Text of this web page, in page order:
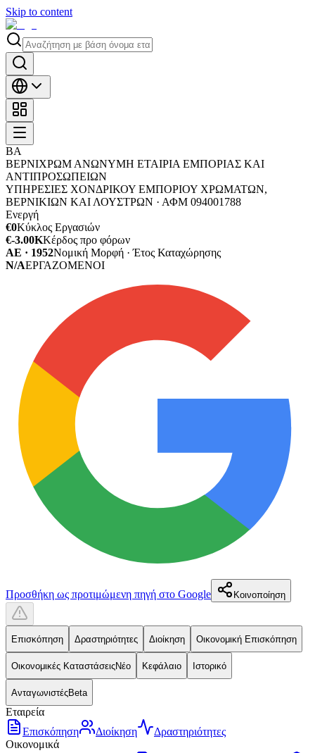
Skip to content
ΒΑ
ΒΕΡΝΙΧΡΩΜ ΑΝΩΝΥΜΗ ΕΤΑΙΡΙΑ ΕΜΠΟΡΙΑΣ ΚΑΙ
ΑΝΤΙΠΡΟΣΩΠΕΙΩΝ
ΥΠΗΡΕΣΙΕΣ ΧΟΝΔΡΙΚΟΥ ΕΜΠΟΡΙΟΥ ΧΡΩΜΑΤΩΝ,
ΒΕΡΝΙΚΙΩΝ ΚΑΙ ΛΟΥΣΤΡΩΝ · ΑΦΜ 094001788
Ενεργή
€0Κύκλος Εργασιών
€-3.00KΚέρδος προ φόρων
ΑΕ · 1952Νομική Μορφή · Έτος Καταχώρησης
N/AΕΡΓΑΖΟΜΕΝΟΙ
Προσθήκη ως προτιμώμενη πηγή στο Google Κοινοποίηση
Επισκόπηση Δραστηριότητες Διοίκηση Οικονομική Επισκόπηση
Οικονομικές ΚαταστάσειςΝέο Κεφάλαιο Ιστορικό
ΑνταγωνιστέςBeta
Εταιρεία
Επισκόπηση
Διοίκηση
Δραστηριότητες
Οικονομικά